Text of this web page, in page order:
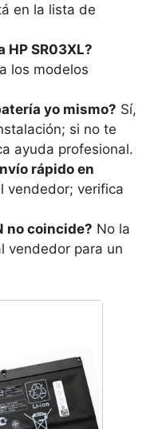
en la lista de
HP SR03XL?
los modelos
yo mismo? Sí,
si no te
ayuda profesional.
rápido en
vendedor; verifica
no coincide? No la
vendedor para un